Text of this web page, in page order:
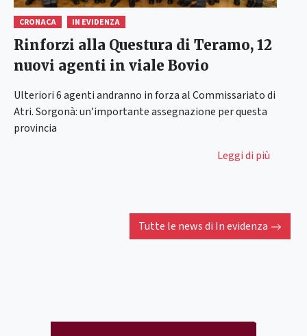
CRONACA IN EVIDENZA
Rinforzi alla Questura di Teramo, 12
nuovi agenti in viale Bovio
Ulteriori 6 agenti andranno in forza al Commissariato di
Atri. Sorgonà: un’importante assegnazione per questa
provincia
Leggi di più
Tutte le news di In evidenza